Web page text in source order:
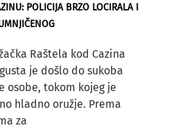
POLICIJA BRZO LOCIRALA I
Raštela kod Cazina
je došlo do sukoba
osobe, tokom kojeg je
hladno oružje. Prema
za